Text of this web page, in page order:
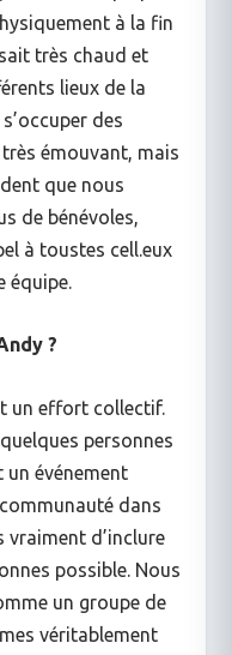
à la fin
très chaud et
lieux de la
des
émouvant, mais
que nous
de bénévoles,
à toustes cell.eux
équipe.
?
un effort collectif.
personnes
un événement
dans
vraiment d’inclure
possible. Nous
un groupe de
véritablement